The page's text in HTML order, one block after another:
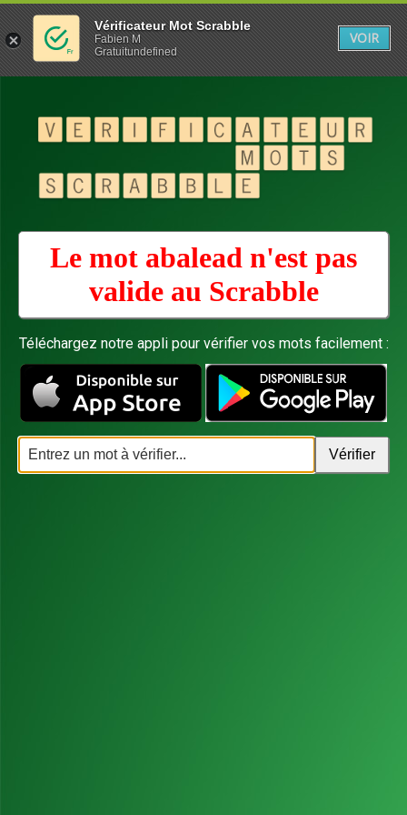
Le mot abalead n'est pas
valide au Scrabble
Téléchargez notre appli pour vérifier vos mots facilement :
Vérificateur Mot Scrabble
Fabien M
Gratuitundefined
VOIR